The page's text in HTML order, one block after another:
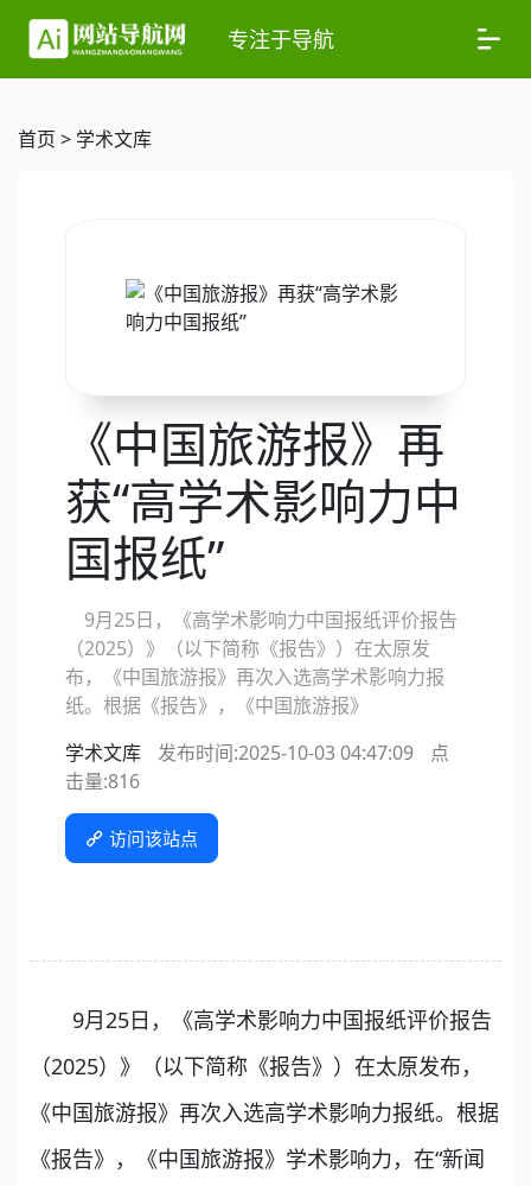
专注于导航
首页 > 学术文库
《中国旅游报》再
获“高学术影响力中
国报纸”
9月25日，《高学术影响力中国报纸评价报告
（2025）》（以下简称《报告》）在太原发
布，《中国旅游报》再次入选高学术影响力报
纸。根据《报告》，《中国旅游报》
学术文库
发布时间:2025-10-03 04:47:09
点
击量:816
访问该站点
9月25日，《高学术影响力中国报纸评价报告
（2025）》（以下简称《报告》）在太原发布，
《中国旅游报》再次入选高学术影响力报纸。根据
《报告》，《中国旅游报》学术影响力，在“新闻